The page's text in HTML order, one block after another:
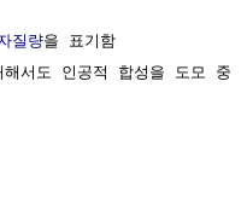
질량을 표기함
해서도 인공적 합성을 도모 중